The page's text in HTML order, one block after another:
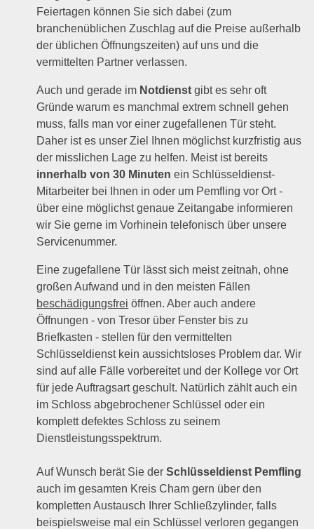
Feiertagen können Sie sich dabei (zum
branchenüblichen Zuschlag auf die Preise außerhalb
der üblichen Öffnungszeiten) auf uns und die
vermittelten Partner verlassen.
Auch und gerade im Notdienst gibt es sehr oft
Gründe warum es manchmal extrem schnell gehen
muss, falls man vor einer zugefallenen Tür steht.
Daher ist es unser Ziel Ihnen möglichst kurzfristig aus
der misslichen Lage zu helfen. Meist ist bereits
innerhalb von 30 Minuten ein Schlüsseldienst-
Mitarbeiter bei Ihnen in oder um Pemfling vor Ort -
über eine möglichst genaue Zeitangabe informieren
wir Sie gerne im Vorhinein telefonisch über unsere
Servicenummer.
Eine zugefallene Tür lässt sich meist zeitnah, ohne
großen Aufwand und in den meisten Fällen
beschädigungsfrei öffnen. Aber auch andere
Öffnungen - von Tresor über Fenster bis zu
Briefkasten - stellen für den vermittelten
Schlüsseldienst kein aussichtsloses Problem dar. Wir
sind auf alle Fälle vorbereitet und der Kollege vor Ort
für jede Auftragsart geschult. Natürlich zählt auch ein
im Schloss abgebrochener Schlüssel oder ein
komplett defektes Schloss zu seinem
Dienstleistungsspektrum.
Auf Wunsch berät Sie derSchlüsseldienst Pemfling
auch im gesamten Kreis Cham gern über den
kompletten Austausch Ihrer Schließzylinder, falls
beispielsweise mal ein Schlüssel verloren gegangen